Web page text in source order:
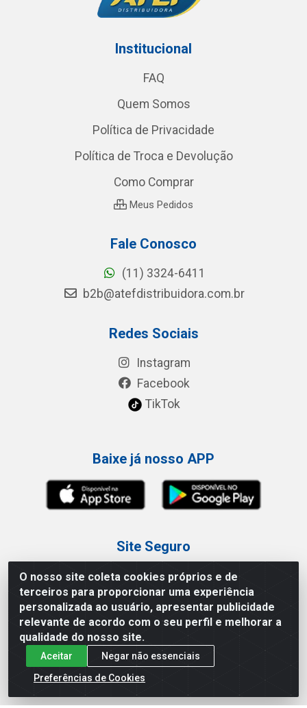
O nosso site coleta cookies próprios e de
terceiros para proporcionar uma experiência
personalizada ao usuário, apresentar publicidade
relevante de acordo com o seu perfil e melhorar a
qualidade do nosso site.
Aceitar
Negar não essenciais
Preferências de Cookies
Institucional
FAQ
Quem Somos
Política de Privacidade
Política de Troca e Devolução
Como Comprar
Meus Pedidos
Fale Conosco
(11) 3324-6411
b2b@atefdistribuidora.com.br
Redes Sociais
Instagram
Facebook
TikTok
Baixe já nosso APP
Site Seguro
Loja / Showroom
Tel.: (11) 3227-0546
Av Vautier, 587/597 - Pari - São Paulo/SP